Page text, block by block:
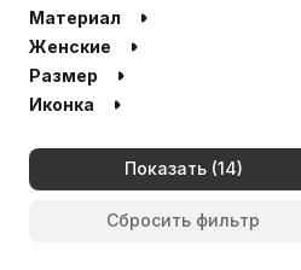
Материал
Женские
Размер
Иконка
Показать
Сбросить фильтр